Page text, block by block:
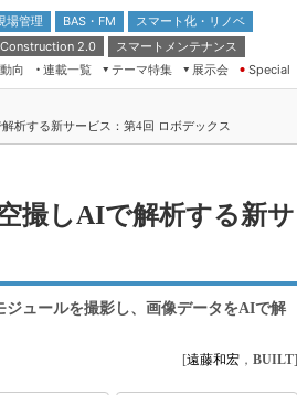
場管理 BAS・FM
スマート化・リノベ
2.0
スマートメンテナンス
向 連載一覧
テーマ特集
設業界の“ゲー
マートビル
展示会
国際 建設・測量展
木・不動産の先端技術展－
ナンス・レジリエンスOSAKA
Special
析する新サービス：第4回 ロボデックス
撮しAIで解析する新サ
ュールを撮影し、画像データをAIで解
[遠藤和宏 ， BUILT]